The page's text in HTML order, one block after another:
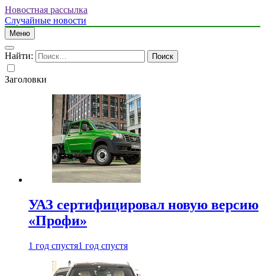
Новостная рассылка
Случайные новости
Меню
Найти:
Заголовки
УАЗ сертифицировал новую версию
«Профи»
1 год спустя1 год спустя